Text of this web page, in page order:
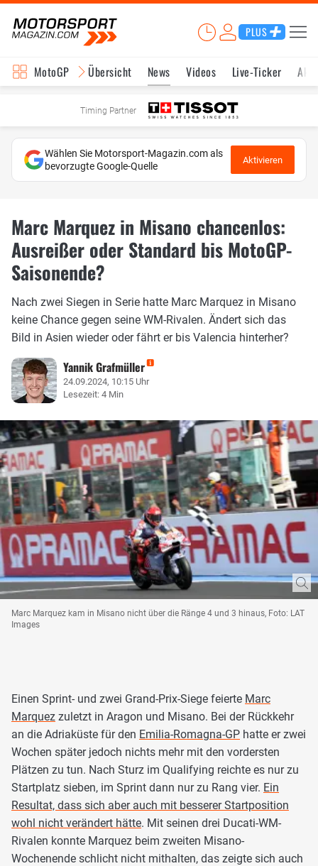
PLUS
MotoGP Übersicht News Videos Live-Ticker
Timing Partner
Wählen Sie Motorsport-Magazin.com als
bevorzugte Google-Quelle
Aktivieren
Marc Marquez in Misano chancenlos:
Ausreißer oder Standard bis MotoGP-
Saisonende?
Nach zwei Siegen in Serie hatte Marc Marquez in Misano
keine Chance gegen seine WM-Rivalen. Ändert sich das
Bild in Asien wieder oder fährt er bis Valencia hinterher?
Yannik Grafmüller
24.09.2024, 10:15 Uhr
Lesezeit: 4 Min
Marc Marquez kam in Misano nicht über die Ränge 4 und 3 hinaus, Foto: LAT
Images
Einen Sprint- und zwei Grand-Prix-Siege feierte Marc
Marquez zuletzt in Aragon und Misano. Bei der Rückkehr
an die Adriaküste für den Emilia-Romagna-GP hatte er zwei
Wochen später jedoch nichts mehr mit den vordersten
Plätzen zu tun. Nach Sturz im Qualifying reichte es nur zu
Startplatz sieben, im Sprint dann nur zu Rang vier. Ein
Resultat, dass sich aber auch mit besserer Startposition
wohl nicht verändert hätte. Mit seinen drei Ducati-WM-
Rivalen konnte Marquez beim zweiten Misano-
Wochenende schlicht nicht mithalten, das zeigte sich auch